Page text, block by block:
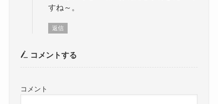
すね～。
返信
コメントする